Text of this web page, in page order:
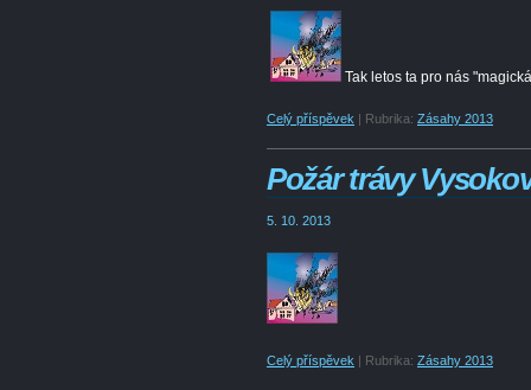
Tak letos ta pro nás
Celý příspěvek | Rubrika: Zásahy 2013
Požár trávy
5. 10. 2013
Celý příspěvek | Rubrika: Zásahy 2013